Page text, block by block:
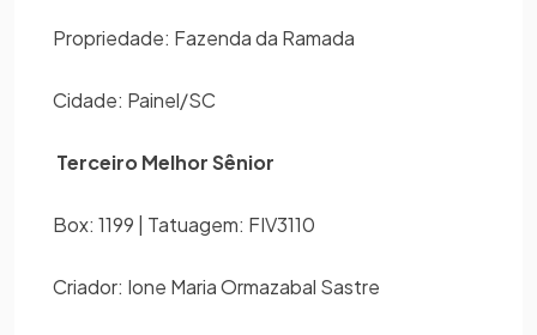
Propriedade: Fazenda da Ramada
Cidade: Painel/SC
Terceiro Melhor Sênior
Box: 1199 | Tatuagem: FIV3110
Criador: Ione Maria Ormazabal Sastre